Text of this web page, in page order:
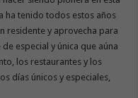
ha tenido todos estos años
residente y aprovecha para
especial y única que aúna
los restaurantes y los
días únicos y especiales,